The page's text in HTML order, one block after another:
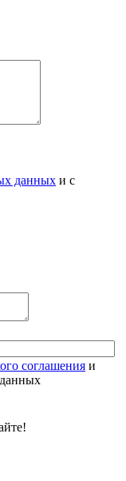
данных и с
соглашения и